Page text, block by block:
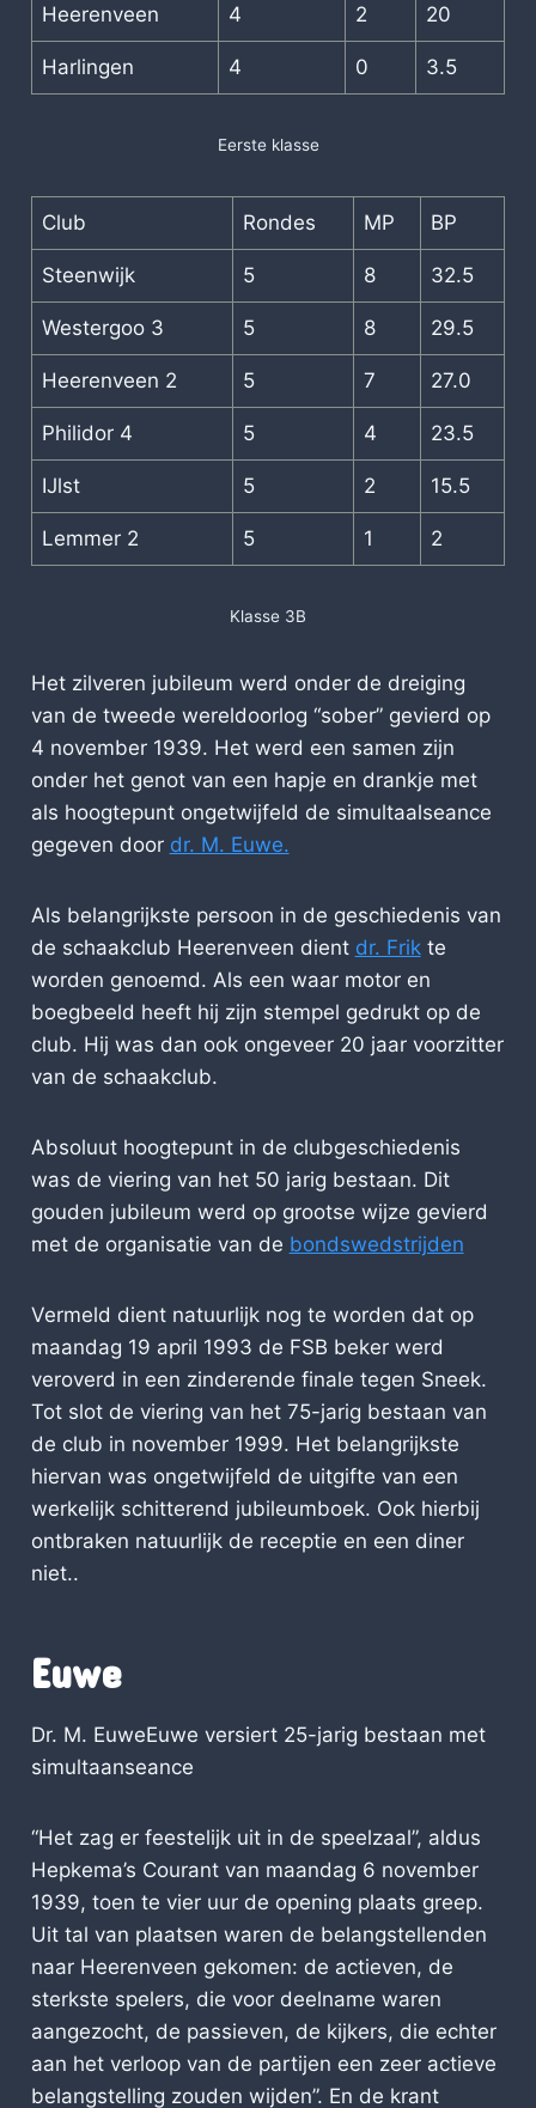
Heerenveen 4 2 20
Harlingen 4 0 3.5
Eerste klasse
Club Rondes MP BP
Steenwijk 5 8 32.5
Westergoo 3 5 8 29.5
Heerenveen 2 5 7 27.0
Philidor 4 5 4 23.5
IJlst 5 2 15.5
Lemmer 2 5 1 2
Klasse 3B
Het zilveren jubileum werd onder de dreiging
van de tweede wereldoorlog “sober” gevierd op
4 november 1939. Het werd een samen zijn
onder het genot van een hapje en drankje met
als hoogtepunt ongetwijfeld de simultaalseance
gegeven door dr. M. Euwe.
Als belangrijkste persoon in de geschiedenis van
de schaakclub Heerenveen dient dr. Frikte
worden genoemd. Als een waar motor en
boegbeeld heeft hij zijn stempel gedrukt op de
club. Hij was dan ook ongeveer 20 jaar voorzitter
van de schaakclub.
Absoluut hoogtepunt in de clubgeschiedenis
was de viering van het 50 jarig bestaan. Dit
gouden jubileum werd op grootse wijze gevierd
met de organisatie van de bondswedstrijden
Vermeld dient natuurlijk nog te worden dat op
maandag 19 april 1993 de FSB beker werd
veroverd in een zinderende finale tegen Sneek.
Tot slot de viering van het 75-jarig bestaan van
de club in november 1999. Het belangrijkste
hiervan was ongetwijfeld de uitgifte van een
werkelijk schitterend jubileumboek. Ook hierbij
ontbraken natuurlijk de receptie en een diner
niet..
Euwe
Dr. M. EuweEuwe versiert 25-jarig bestaan met
simultaanseance
“Het zag er feestelijk uit in de speelzaal”, aldus
Hepkema’s Courant van maandag 6 november
1939, toen te vier uur de opening plaats greep.
Uit tal van plaatsen waren de belangstellenden
naar Heerenveen gekomen: de actieven, de
sterkste spelers, die voor deelname waren
aangezocht, de passieven, de kijkers, die echter
aan het verloop van de partijen een zeer actieve
belangstelling zouden wijden”. En de krant